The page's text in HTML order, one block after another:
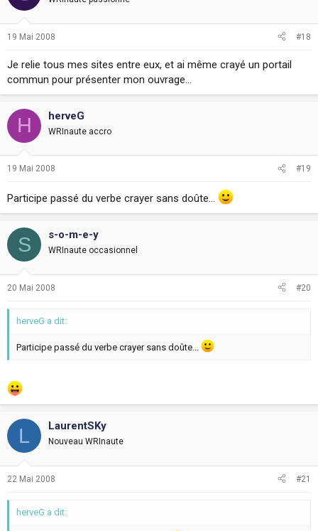
19 Mai 2008 #18
Je relie tous mes sites entre eux, et ai même crayé un portail
commun pour présenter mon ouvrage...
H herveG
WRInaute accro
19 Mai 2008 #19
Participe passé du verbe crayer sans doûte...
S s-o-m-e-y
WRInaute occasionnel
20 Mai 2008 #20
herveG a dit:
Participe passé du verbe crayer sans doûte...
L LaurentSKy
Nouveau WRInaute
22 Mai 2008 #21
herveG a dit: